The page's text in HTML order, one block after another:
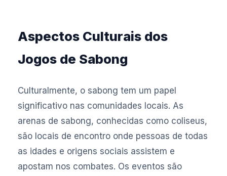
Aspectos Culturais dos
Jogos de Sabong
Culturalmente, o sabong tem um papel
significativo nas comunidades locais. As
arenas de sabong, conhecidas como coliseus,
são locais de encontro onde pessoas de todas
as idades e origens sociais assistem e
apostam nos combates. Os eventos são